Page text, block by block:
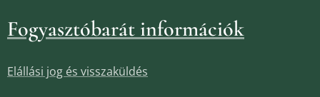
Fogyasztóbarát információk
Elállási jog és visszaküldés